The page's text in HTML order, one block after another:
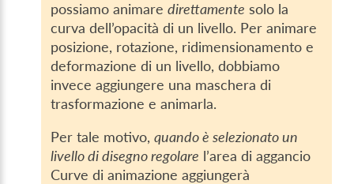
possiamo animaredirettamente solo la
curva dell’opacità di un livello. Per animare
posizione, rotazione, ridimensionamento e
deformazione di un livello, dobbiamo
invece aggiungere una maschera di
trasformazione e animarla.
Per tale motivo,quando è selezionato un
livello di disegno regolare l’area di aggancio
Curve di animazione aggiungerà